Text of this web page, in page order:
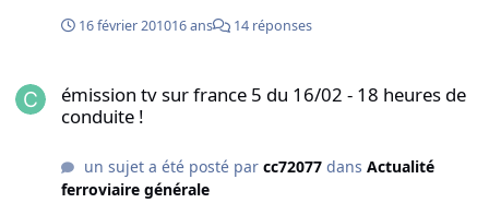
16 février 201016 ans 14 réponses
émission tv sur france 5 du 16/02 - 18 heures de
conduite !
un sujet a été posté par cc72077dans Actualité
ferroviaire générale